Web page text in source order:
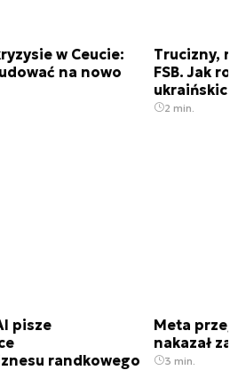
w Ceucie:
na nowo
Trucizny,
FSB. Jak
2 min.
pisze
randkowego
Meta
nakazał
3 min.